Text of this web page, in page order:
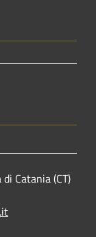
Catania (CT)